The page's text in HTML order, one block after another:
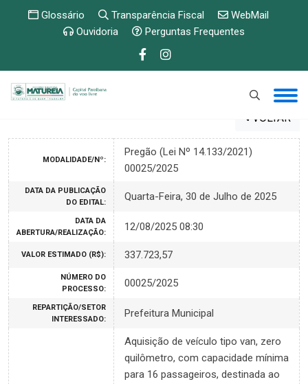
Glossário Transparência Fiscal
WebMail
Ouvidoria
Perguntas Frequentes
VOLTAR
MODALIDADE/Nº:
Pregão (Lei Nº 14.133/2021)
00025/2025
DATA DA PUBLICAÇÃO
DO EDITAL:
Quarta-Feira, 30 de Julho de 2025
DATA DA
ABERTURA/REALIZAÇÃO:
12/08/2025 08:30
VALOR ESTIMADO (R$): 337.723,57
NÚMERO DO
PROCESSO:
00025/2025
REPARTIÇÃO/SETOR
INTERESSADO:
Prefeitura Municipal
Aquisição de veículo tipo van, zero
quilômetro, com capacidade mínima
para 16 passageiros, destinada ao